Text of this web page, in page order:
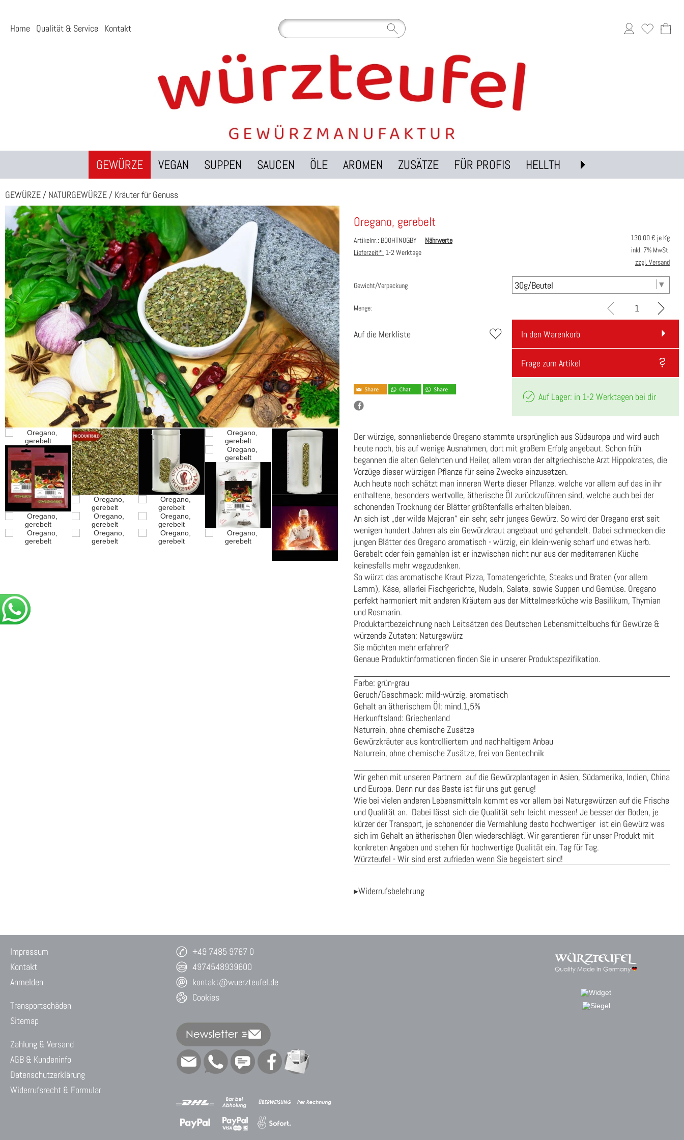
Home Qualität & Service Kontakt
GEWÜRZE VEGAN SUPPEN SAUCEN ÖLE AROMEN ZUSÄTZE FÜR PROFIS HELLTH
GEWÜRZE / NATURGEWÜRZE / Kräuter für Genuss
Oregano, gerebelt
Artikelnr.: B00HTN0GBY
Nährwerte
Lieferzeit*: 1-2 Werktage
130,00€ je Kg
inkl. 7% MwSt.
zzgl. Versand
Gewicht/Verpackung
Menge:
Auf die Merkliste In den Warenkorb
Frage zum Artikel
Auf Lager: in 1-2 Werktagen bei dir
Der würzige, sonnenliebende Oregano stammte ursprünglich aus Südeuropa und wird auch
heute noch, bis auf wenige Ausnahmen, dort mit großem Erfolg angebaut. Schon früh
begannen die alten Gelehrten und Heiler, allem voran der altgriechische Arzt Hippokrates, die
Vorzüge dieser würzigen Pflanze für seine Zwecke einzusetzen.
Auch heute noch schätzt man inneren Werte dieser Pflanze, welche vor allem auf das in ihr
enthaltene, besonders wertvolle, ätherische Öl zurückzuführen sind, welche auch bei der
schonenden Trocknung der Blätter größtenfalls erhalten bleiben.
An sich ist „der wilde Majoran“ ein sehr, sehr junges Gewürz. So wird der Oregano erst seit
wenigen hundert Jahren als ein Gewürzkraut angebaut und gehandelt. Dabei schmecken die
jungen Blätter des Oregano aromatisch - würzig, ein klein-wenig scharf und etwas herb.
Gerebelt oder fein gemahlen ist er inzwischen nicht nur aus der mediterranen Küche
keinesfalls mehr wegzudenken.
So würzt das aromatische Kraut Pizza, Tomatengerichte, Steaks und Braten (vor allem
Lamm), Käse, allerlei Fischgerichte, Nudeln, Salate, sowie Suppen und Gemüse. Oregano
perfekt harmoniert mit anderen Kräutern aus der Mittelmeerküche wie Basilikum, Thymian
und Rosmarin.
Produktartbezeichnung nach Leitsätzen des Deutschen Lebensmittelbuchs für Gewürze &
würzende Zutaten: Naturgewürz
Sie möchten mehr erfahren?
Genaue Produktinformationen finden Sie in unserer Produktspezifikation.
Farbe: grün-grau
Geruch/Geschmack: mild-würzig, aromatisch
Gehalt an ätherischem Öl: mind.1,5%
Herkunftsland: Griechenland
Naturrein, ohne chemische Zusätze
Gewürzkräuter aus kontrolliertem und nachhaltigem Anbau
Naturrein, ohne chemische Zusätze, frei von Gentechnik
Wir gehen mit unseren Partnern auf die Gewürzplantagen in Asien, Südamerika, Indien, China
und Europa. Denn nur das Beste ist für uns gut genug!
Wie bei vielen anderen Lebensmitteln kommt es vor allem bei Naturgewürzen auf die Frische
und Qualität an. Dabei lässt sich die Qualität sehr leicht messen! Je besser der Boden, je
kürzer der Transport, je schonender die Vermahlung desto hochwertiger ist ein Gewürz was
sich im Gehalt an ätherischen Ölen wiederschlägt. Wir garantieren für unser Produkt mit
konkreten Angaben und stehen für hochwertige Qualität ein, Tag für Tag.
Würzteufel - Wir sind erst zufrieden wenn Sie begeistert sind!
▸Widerrufsbelehrung
Impressum
Kontakt
Anmelden
Transportschäden
Sitemap
Zahlung & Versand
AGB & Kundeninfo
Datenschutzerklärung
Widerrufsrecht & Formular
+49 7485 9767 0
4974548939600
kontakt@wuerzteufel.de
Cookies